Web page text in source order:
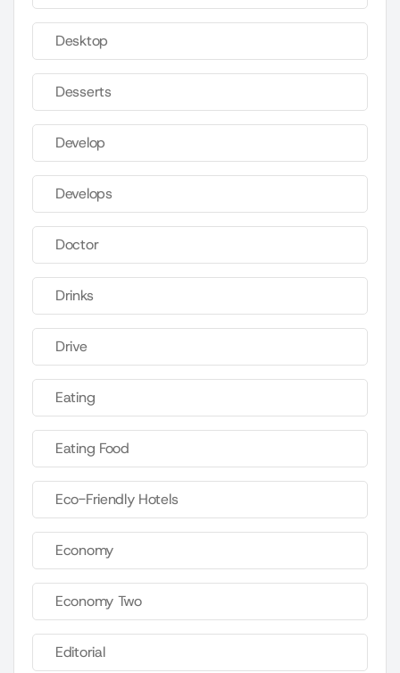
Desktop
Desserts
Develop
Develops
Doctor
Drinks
Drive
Eating
Eating Food
Eco-Friendly Hotels
Economy
Economy Two
Editorial